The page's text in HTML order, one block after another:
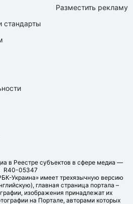
стандарты
Разместить рекламу
в Реестре субъектов в сфере медиа —
R40-05347
Украина» имеет трехязычную версию
главная страница портала –
изображения принадлежат их
на Портале, авторами которых